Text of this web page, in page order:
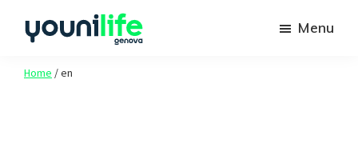
principale
Life
Menu
Home /en